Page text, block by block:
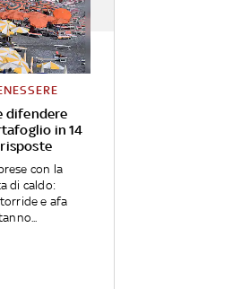
difendere
in 14
con la
di caldo:
e afa